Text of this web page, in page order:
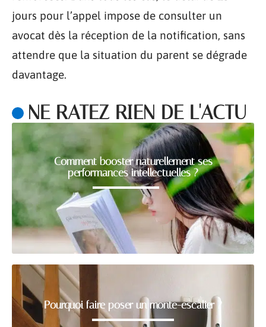
jours pour l’appel impose de consulter un
avocat dès la réception de la notification, sans
attendre que la situation du parent se dégrade
davantage.
NE RATEZ RIEN DE L'ACTU
Comment booster naturellement ses
performances intellectuelles ?
Pourquoi faire poser un monte-escalier ?